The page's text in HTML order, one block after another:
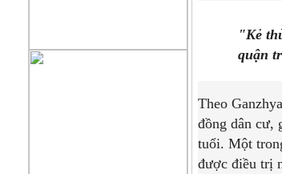
"Kẻ
quận
Theo
đồng dân cư,
tuổi. Một
được điều trị